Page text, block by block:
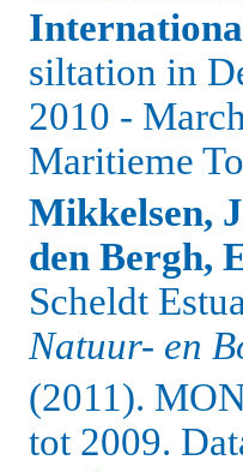
siltation in
2010 -
Maritieme
Mikkelsen,
den Bergh,
Scheldt
Natuur- en
(2011).
tot 2009.